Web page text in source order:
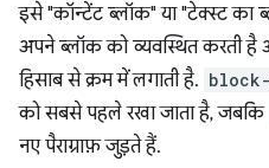
इसे "कॉन्टेंट ब्लॉक" या "टेक्स्ट का
अपने ब्लॉक को व्यवस्थित करती
हिसाब से क्रम में लगाती है.
को सबसे पहले रखा जाता है, जबकि
नए पैराग्राफ़ जुड़ते हैं.